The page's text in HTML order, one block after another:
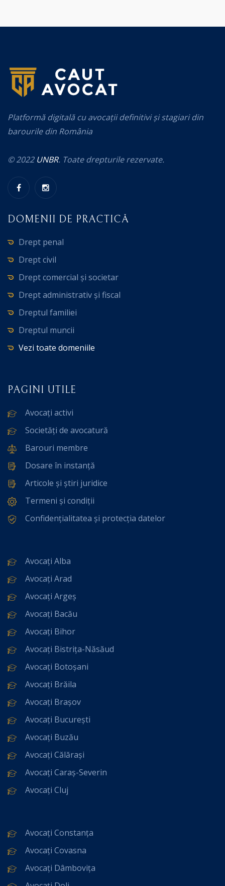
Platformă digitală cu avocații definitivi și stagiari din
barourile din România
© 2022 UNBR. Toate drepturile rezervate.
DOMENII DE PRACTICĂ
Drept penal
Drept civil
Drept comercial și societar
Drept administrativ și fiscal
Dreptul familiei
Dreptul muncii
Vezi toate domeniile
PAGINI UTILE
Avocați activi
Societăți de avocatură
Barouri membre
Dosare în instanță
Articole și știri juridice
Termeni și condiții
Confidențialitatea și protecția datelor
Avocați Alba
Avocați Arad
Avocați Argeș
Avocați Bacău
Avocați Bihor
Avocați Bistrița-Năsăud
Avocați Botoșani
Avocați Brăila
Avocați Brașov
Avocați București
Avocați Buzău
Avocați Călărași
Avocați Caraș-Severin
Avocați Cluj
Avocați Constanța
Avocați Covasna
Avocați Dâmbovița